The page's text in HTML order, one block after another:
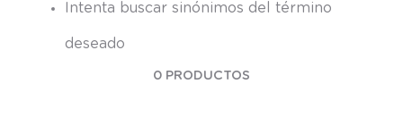
Intenta buscar sinónimos del término
deseado
0 PRODUCTOS